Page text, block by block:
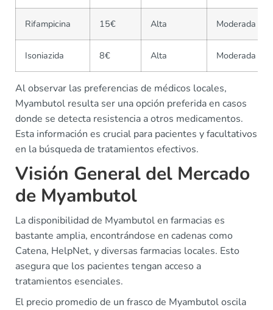
Rifampicina 15€ Alta Moderada
Isoniazida 8€ Alta Moderada
Al observar las preferencias de médicos locales,
Myambutol resulta ser una opción preferida en casos
donde se detecta resistencia a otros medicamentos.
Esta información es crucial para pacientes y facultativos
en la búsqueda de tratamientos efectivos.
Visión General del Mercado
de Myambutol
La disponibilidad de Myambutol en farmacias es
bastante amplia, encontrándose en cadenas como
Catena, HelpNet, y diversas farmacias locales. Esto
asegura que los pacientes tengan acceso a
tratamientos esenciales.
El precio promedio de un frasco de Myambutol oscila